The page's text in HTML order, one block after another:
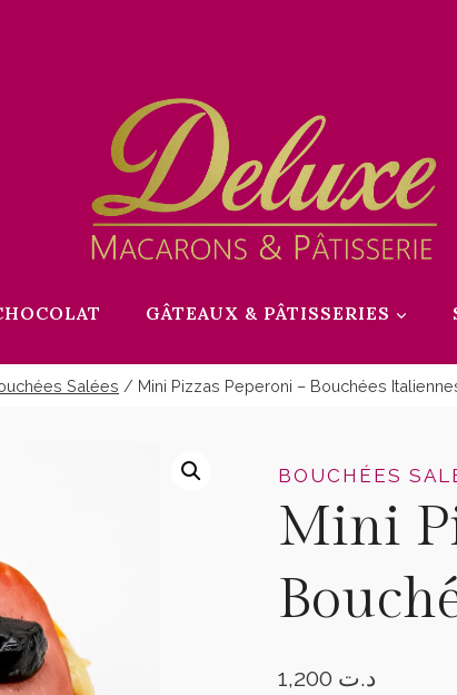
GÂTEAUX & PÂTISSERIES
Salées / Mini Pizzas Peperoni – Bouchées
BOUCHÉES
Mini
د.ت